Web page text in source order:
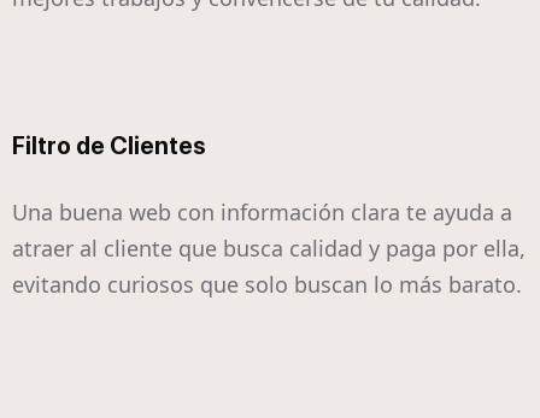
Filtro de Clientes
Una buena web con información clara te ayuda a
atraer al cliente que busca calidad y paga por ella,
evitando curiosos que solo buscan lo más barato.